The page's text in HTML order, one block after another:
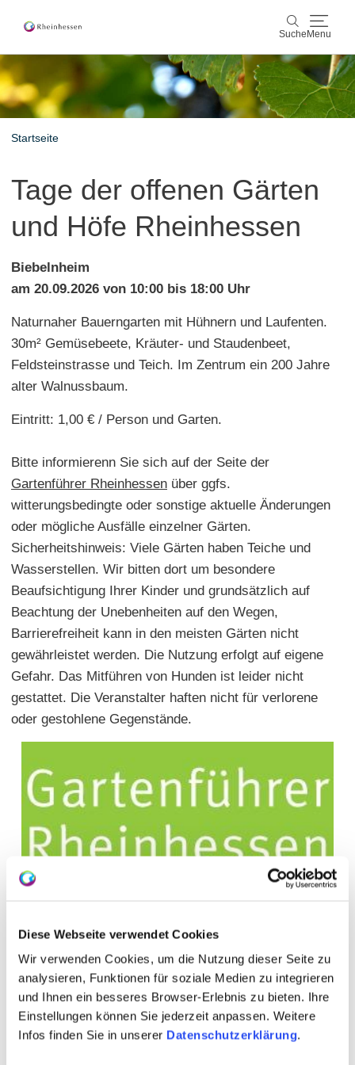
Diese Webseite verwendet Cookies
Wir verwenden Cookies, um die Nutzung dieser Seite zu
analysieren, Funktionen für soziale Medien zu integrieren
und Ihnen ein besseres Browser-Erlebnis zu bieten. Ihre
Einstellungen können Sie jederzeit anpassen. Weitere
Infos finden Sie in unserer Datenschutzerklärung.
Suche Menu
Suche
Wein & Genuss
Veranstaltungen
Shop Rheinhessen-Blog Karte
Startseite
Tage der offenen Gärten
und Höfe Rheinhessen
Biebelnheim
am 20.09.2026 von 10:00 bis 18:00 Uhr
Naturnaher Bauerngarten mit Hühnern und Laufenten.
30m² Gemüsebeete, Kräuter- und Staudenbeet,
Feldsteinstrasse und Teich. Im Zentrum ein 200 Jahre
alter Walnussbaum.
Eintritt: 1,00 € / Person und Garten.
Bitte informierenn Sie sich auf der Seite der
Gartenführer Rheinhessen über ggfs.
witterungsbedingte oder sonstige aktuelle Änderungen
oder mögliche Ausfälle einzelner Gärten.
Sicherheitshinweis: Viele Gärten haben Teiche und
Wasserstellen. Wir bitten dort um besondere
Beaufsichtigung Ihrer Kinder und grundsätzlich auf
Beachtung der Unebenheiten auf den Wegen,
Barrierefreiheit kann in den meisten Gärten nicht
gewährleistet werden. Die Nutzung erfolgt auf eigene
Gefahr. Das Mitführen von Hunden ist leider nicht
gestattet. Die Veranstalter haften nicht für verlorene
oder gestohlene Gegenstände.